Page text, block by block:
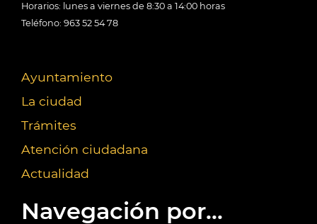
Horarios: lunes a viernes de 8:30 a 14:00 horas
Teléfono: 963 52 54 78
Ayuntamiento
La ciudad
Trámites
Atención ciudadana
Actualidad
Navegación por...